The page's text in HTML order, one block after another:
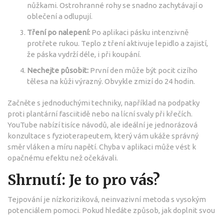
nůžkami. Ostrohranné rohy se snadno zachytávají o
oblečení a odlupují.
Tření po nalepení: Po aplikaci pásku intenzivně
protřete rukou. Teplo z tření aktivuje lepidlo a zajistí,
že páska vydrží déle, i při koupání.
Nechejte působit: První den může být pocit cizího
tělesa na kůži výrazný. Obvykle zmizí do 24 hodin.
Začněte s jednoduchými techniky, například na podpatky
proti plantární fasciitidě nebo na lícní svaly při křečích.
YouTube nabízí tisíce návodů, ale ideální je jednorázová
konzultace s fyzioterapeutem, který vám ukáže správný
směr vláken a míru napětí. Chyba v aplikaci může vést k
opačnému efektu než očekávali.
Shrnutí: Je to pro vás?
Tejpování je nízkoriziková, neinvazivní metoda s vysokým
potenciálem pomoci. Pokud hledáte způsob, jak doplnit svou